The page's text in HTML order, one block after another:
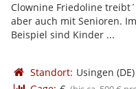
Clownine Friedoline
aber auch mit Senioren.
Beispiel sind Kinder ...
Standort: Usingen (DE)